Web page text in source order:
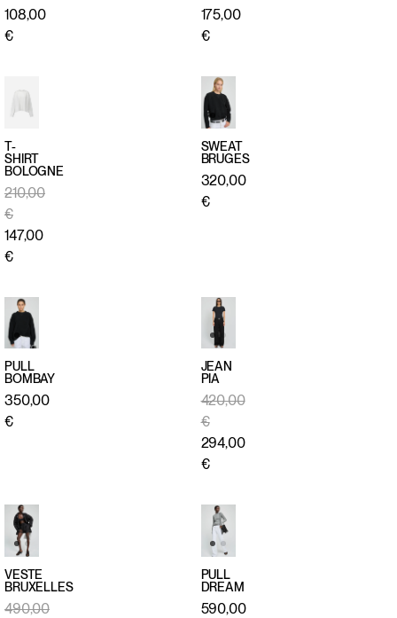
108,00
€
175,00
€
APERÇU
RAPIDE
T-
SHIRT
BOLOGNE
210,00
€
147,00
€
APERÇU
SWEAT
BRUGES
320,00
€
APERÇU
PULL
BOMBAY
350,00
€
APERÇU
JEAN
PIA
420,00
€
294,00
€
APERÇU
VESTE
BRUXELLES
490,00
APERÇU
PULL
DREAM
590,00